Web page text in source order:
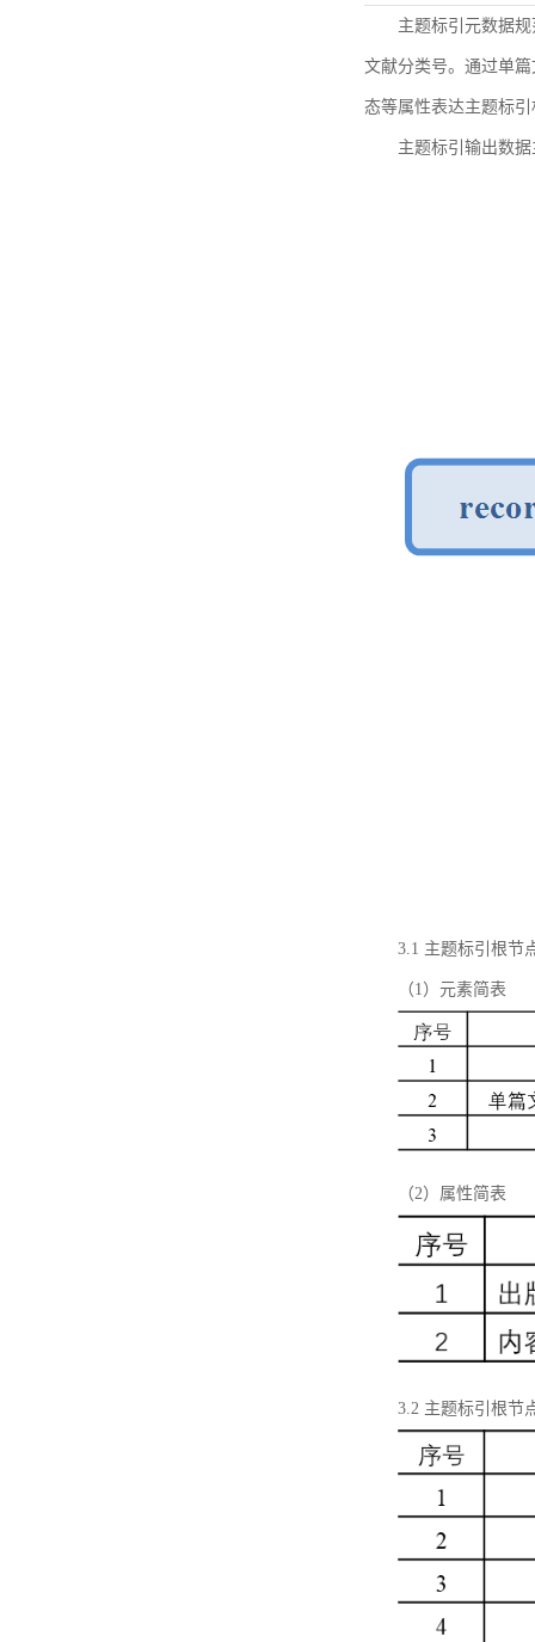
主题标引元数据
文献分类号。通过单
态等属性表达主题标
主题标引输出数
3.1 主题标引根节
（1）元素简表
（2）属性简表
3.2 主题标引根节